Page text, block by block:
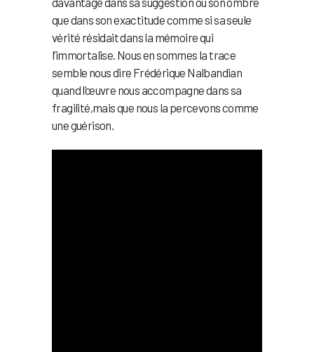
que dans son exactitude comme si sa seule
vérité résidait dans la mémoire qui
l’immortalise. Nous en sommes la trace
semble nous dire Frédérique Nalbandian
quand l’œuvre nous accompagne dans sa
fragilité,mais que nous la percevons comme
une guérison.